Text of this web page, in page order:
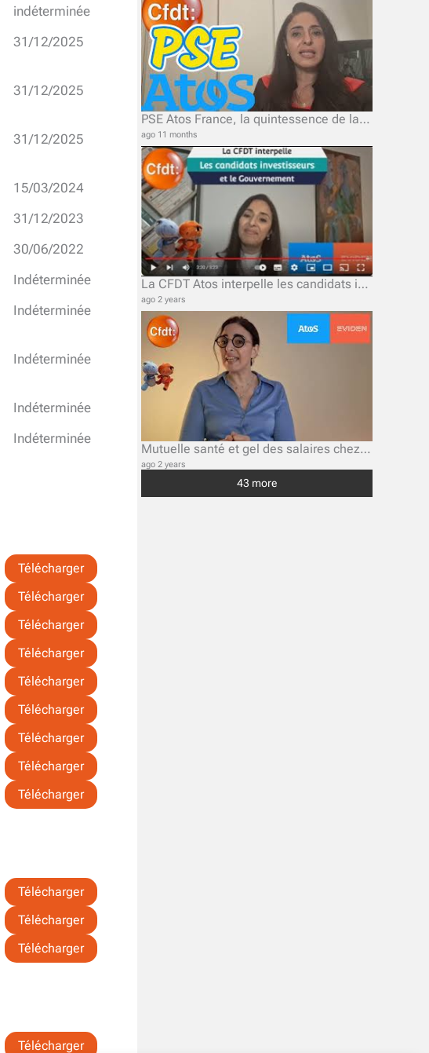
indéterminée
31/12/2025
31/12/2025
31/12/2025
15/03/2024
31/12/2023
30/06/2022
Indéterminée
Indéterminée
Indéterminée
Indéterminée
Indéterminée
Télécharger
Télécharger
Télécharger
Télécharger
Télécharger
Télécharger
Télécharger
Télécharger
Télécharger
Télécharger
Télécharger
Télécharger
Télécharger
PSE Atos France, la quintessence de la kakistocratie, ou le pouvoir des pires
ago 11 months
La CFDT Atos interpelle les candidats investisseurs et le Gouvernement.
ago 2 years
Mutuelle santé et gel des salaires chez Atos Eviden, la destruction programmée du socle social ?
ago 2 years
43 more